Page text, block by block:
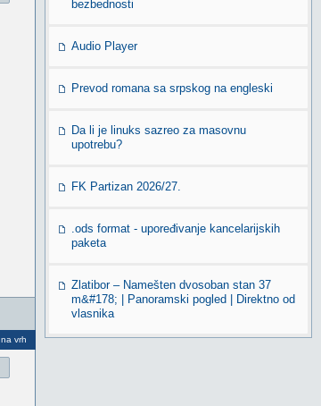
vrh
bezbednosti
Audio Player
Prevod romana sa srpskog na engleski
Da li je linuks sazreo za masovnu
upotrebu?
FK Partizan 2026/27.
.ods format - upoređivanje kancelarijskih
paketa
Zlatibor – Namešten dvosoban stan 37
m&#178; | Panoramski pogled | Direktno od
vlasnika